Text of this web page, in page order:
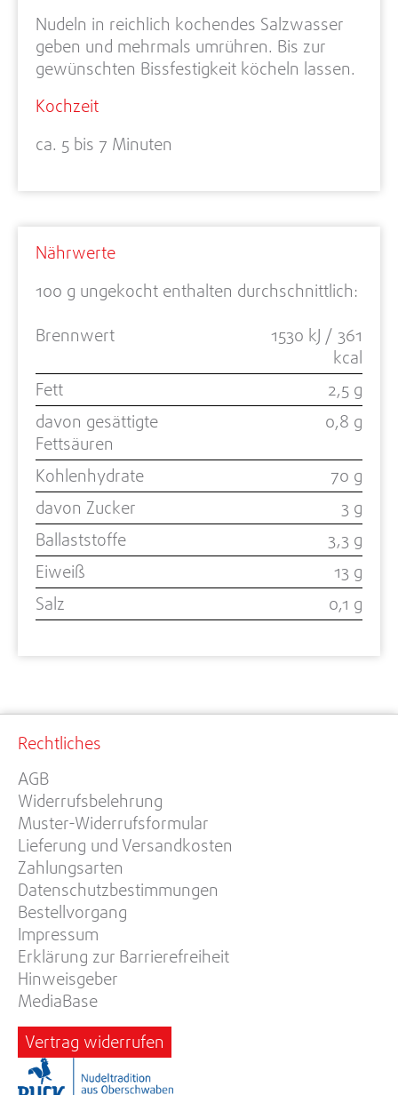
Nudeln in reichlich kochendes Salzwasser
geben und mehrmals umrühren. Bis zur
gewünschten Bissfestigkeit köcheln lassen.
Kochzeit
ca. 5 bis 7 Minuten
Nährwerte
100 g ungekocht enthalten durchschnittlich:
Brennwert
1530 kJ / 361
kcal
Fett
2,5 g
davon gesättigte
Fettsäuren
0,8 g
Kohlenhydrate
70 g
davon Zucker
3 g
Ballaststoffe
3,3 g
Eiweiß
13 g
Salz
0,1 g
Rechtliches
AGB
Widerrufsbelehrung
Muster-Widerrufsformular
Lieferung und Versandkosten
Zahlungsarten
Datenschutzbestimmungen
Bestellvorgang
Impressum
Erklärung zur Barrierefreiheit
Hinweisgeber
MediaBase
Vertrag widerrufen